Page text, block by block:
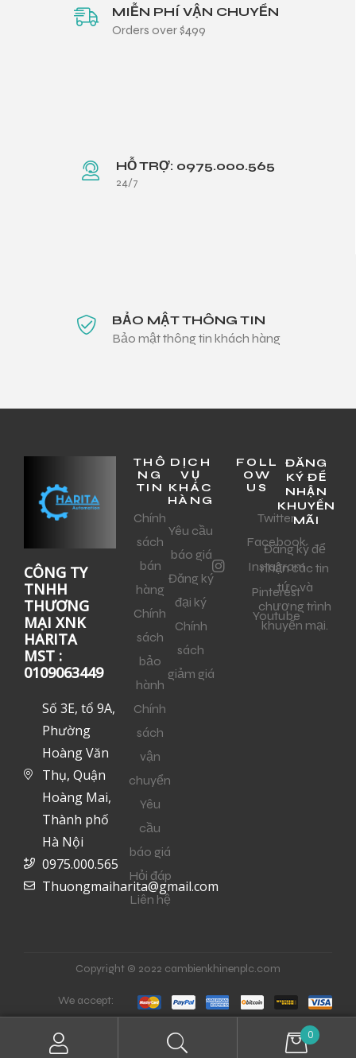
MIỄN PHÍ VẬN CHUYỂN
Orders over $499
HỖ TRỢ: 0975.000.565
24/7
BẢO MẬT THÔNG TIN
Bảo mật thông tin khách hàng
CÔNG TY
TNHH
THƯƠNG
MẠI XNK
HARITA
MST :
0109063449
Số 3E, tổ 9A,
Phường
Hoàng Văn
Thụ, Quận
Hoàng Mai,
Thành phố
Hà Nội
0975.000.565
Thuongmaiharita@gmail.com
THÔ
NG
TIN
Chính
sách
bán
hàng
Chính
sách
bảo
hành
Chính
sách
vận
chuyển
Yêu
cầu
báo giá
Hỏi đáp
Liên hệ
DỊCH
VỤ
KHÁC
HÀNG
Yêu cầu
báo giá
Đăng ký
đại ký
Chính
sách
giảm giá
FOLL
OW
US
Twitter
Facebook
Instagram
Pinterest
Youtube
ĐĂNG
KÝ ĐỂ
NHẬN
KHUYẾN
MÃI
Đăng ký để
nhận các tin
tức và
chương trình
khuyến mại.
Copyright © 2022 cambienkhinenplc.com
We accept:
0